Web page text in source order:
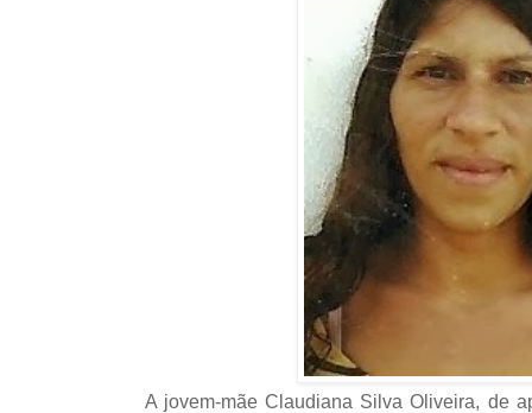
A jovem-mãe Claudiana Silva Oliveira, de